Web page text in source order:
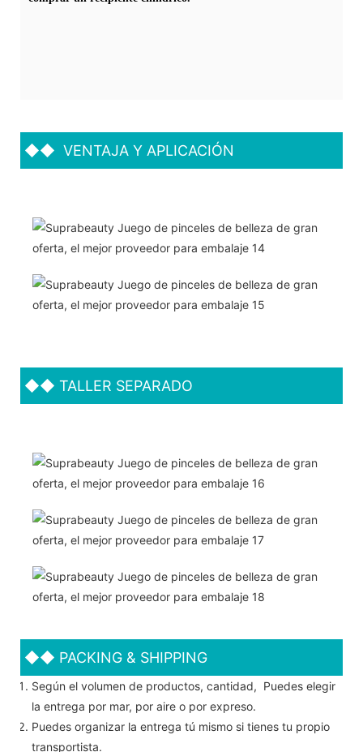
◆◆ VENTAJA Y APLICACIÓN
◆◆ TALLER SEPARADO
◆◆ PACKING & SHIPPING
Según el volumen de productos, cantidad, Puedes elegir
la entrega por mar, por aire o por expreso.
Puedes organizar la entrega tú mismo si tienes tu propio
transportista.